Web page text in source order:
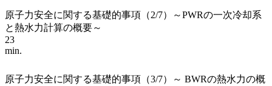
原子力安全に関する基礎的事項（2/7）～PWRの一次冷却系
と熱水力計算の概要～
23
min.
原子力安全に関する基礎的事項（3/7）～ BWRの熱水力の概